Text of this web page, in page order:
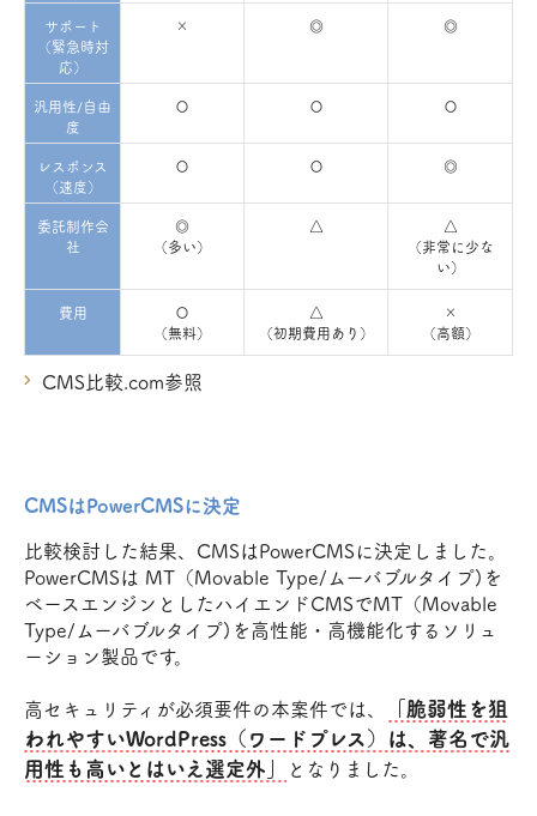
サポート
（緊急時対
応）
× ◎ ◎
汎用性/自由
度
〇 〇 〇
レスポンス
（速度）
〇 〇 ◎
委託制作会
社
◎
（多い）
△
△
（非常に少な
い）
費用
〇
（無料）
△
（初期費用あり）
×
（高額）
CMS比較.com参照
CMSはPowerCMSに決定
比較検討した結果、CMSはPowerCMSに決定しました。
PowerCMSは MT（Movable Type/ムーバブルタイプ)を
ベースエンジンとしたハイエンドCMSでMT（Movable
Type/ムーバブルタイプ)を高性能・高機能化するソリュ
ーション製品です。
高セキュリティが必須要件の本案件では、
「脆弱性を狙
われやすいWordPress（ワードプレス）は、著名で汎
用性も高いとはいえ選定外」
となりました。